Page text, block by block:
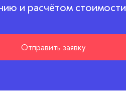
и расчётом стоимости
Отправить заявку